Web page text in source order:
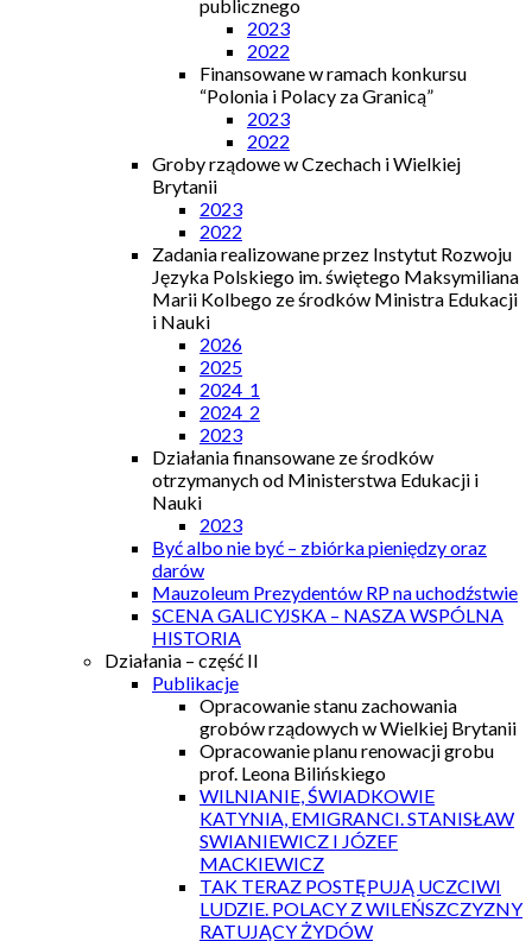
publicznego
2023
2022
Finansowane w ramach konkursu
“Polonia i Polacy za Granicą”
2023
2022
Groby rządowe w Czechach i Wielkiej
Brytanii
2023
2022
Zadania realizowane przez Instytut Rozwoju
Języka Polskiego im. świętego Maksymiliana
Marii Kolbego ze środków Ministra Edukacji
i Nauki
2026
2025
2024_1
2024_2
2023
Działania finansowane ze środków
otrzymanych od Ministerstwa Edukacji i
Nauki
2023
Być albo nie być – zbiórka pieniędzy oraz
darów
Mauzoleum Prezydentów RP na uchodźstwie
SCENA GALICYJSKA – NASZA WSPÓLNA
HISTORIA
Działania – część II
Publikacje
Opracowanie stanu zachowania
grobów rządowych w Wielkiej Brytanii
Opracowanie planu renowacji grobu
prof. Leona Bilińskiego
WILNIANIE, ŚWIADKOWIE
KATYNIA, EMIGRANCI. STANISŁAW
SWIANIEWICZ I JÓZEF
MACKIEWICZ
TAK TERAZ POSTĘPUJĄ UCZCIWI
LUDZIE. POLACY Z WILEŃSZCZYZNY
RATUJĄCY ŻYDÓW